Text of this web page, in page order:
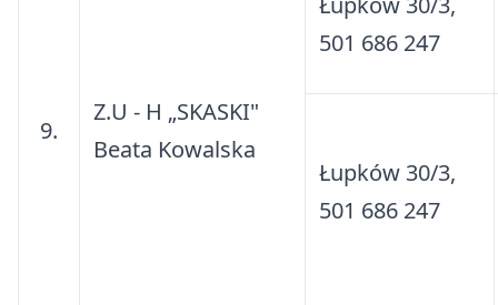
9.
Z.U - H „SKASKI"
Beata Kowalska
501 686 247
Łupków 30/3,
501 686 247